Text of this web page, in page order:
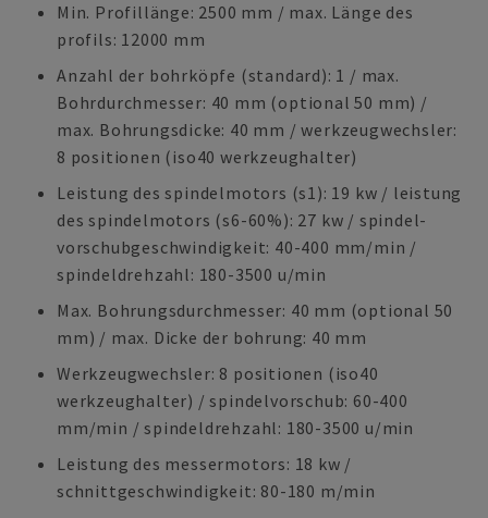
Min. Profillänge: 2500 mm / max. Länge des
profils: 12000 mm
Anzahl der bohrköpfe (standard): 1 / max.
Bohrdurchmesser: 40 mm (optional 50 mm) /
max. Bohrungsdicke: 40 mm / werkzeugwechsler:
8 positionen (iso40 werkzeughalter)
Leistung des spindelmotors (s1): 19 kw / leistung
des spindelmotors (s6-60%): 27 kw / spindel-
vorschubgeschwindigkeit: 40-400 mm/min /
spindeldrehzahl: 180-3500 u/min
Max. Bohrungsdurchmesser: 40 mm (optional 50
mm) / max. Dicke der bohrung: 40 mm
Werkzeugwechsler: 8 positionen (iso40
werkzeughalter) / spindelvorschub: 60-400
mm/min / spindeldrehzahl: 180-3500 u/min
Leistung des messermotors: 18 kw /
schnittgeschwindigkeit: 80-180 m/min